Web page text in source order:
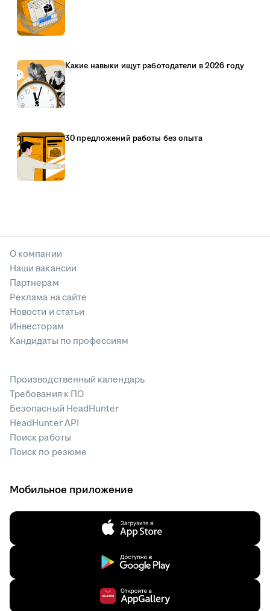
Какие навыки ищут работодатели в 2026 году
30 предложений работы без опыта
О компании
Наши вакансии
Партнерам
Реклама на сайте
Новости и статьи
Инвесторам
Кандидаты по профессиям
Производственный календарь
Требования к ПО
Безопасный HeadHunter
HeadHunter API
Поиск работы
Поиск по резюме
Мобильное приложение